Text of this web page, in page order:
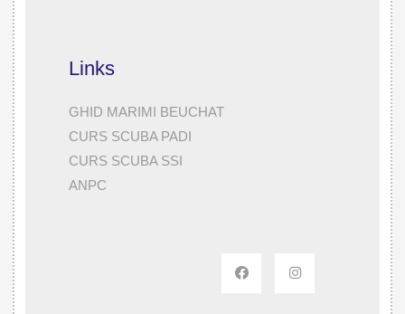
Links
GHID MARIMI BEUCHAT
CURS SCUBA PADI
CURS SCUBA SSI
ANPC